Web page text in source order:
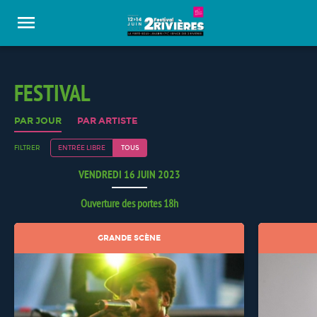
FESTIVAL
PAR JOUR PAR ARTISTE
FILTRER ENTRÉE LIBRE TOUS
VENDREDI 16 JUIN 2023
Ouverture des portes 18h
GRANDE SCÈNE